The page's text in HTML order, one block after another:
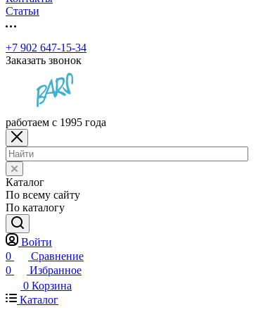
Статьи
+7 902 647-15-34
Заказать звонок
работаем с 1995 года
Каталог
По всему сайту
По каталогу
Войти
0
Сравнение
0
Избранное
0 Корзина
Каталог